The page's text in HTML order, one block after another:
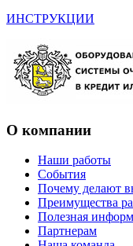
ИНСТРУКЦИИ
О компании
Наши работы
События
Почему делают
Преимущества
Полезная
Партнерам